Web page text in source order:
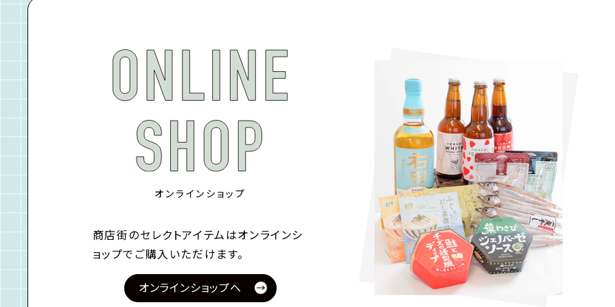
オンラインショップ
商店街のセレクトアイテムはオンラインシ
ョップでご購入いただけます。
オンラインショップへ